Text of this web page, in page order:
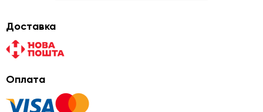
Доставка
Оплата